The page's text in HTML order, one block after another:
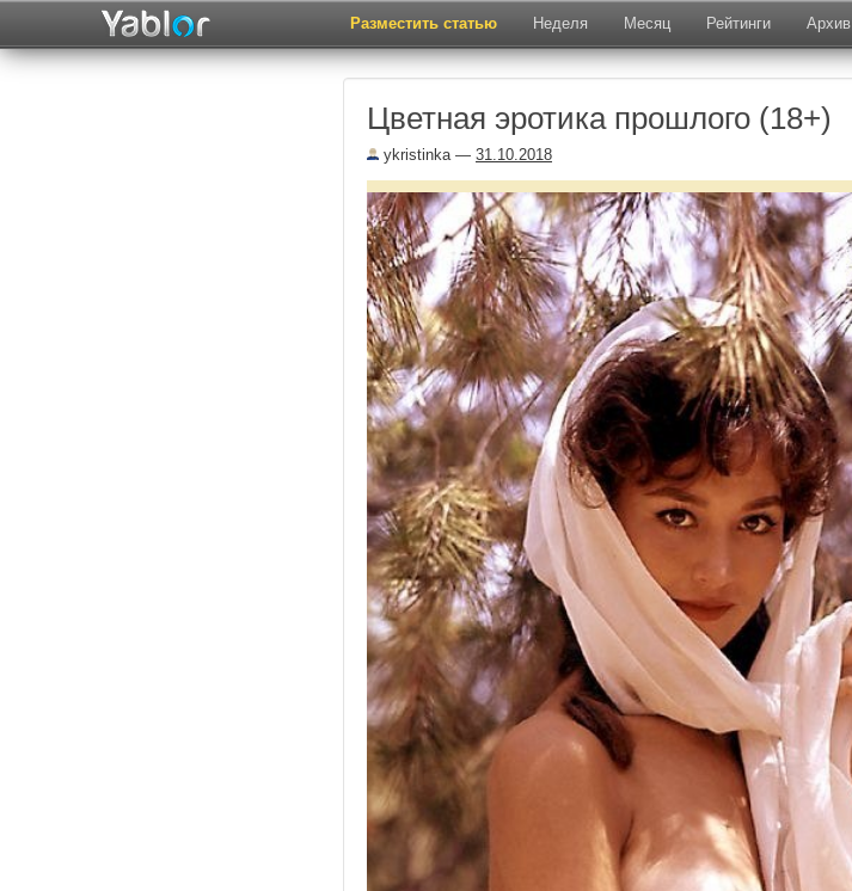
Разместить статью Неделя Месяц Рейтинги Архив
Цветная эротика прошлого (18+)
ykristinka— 31.10.2018